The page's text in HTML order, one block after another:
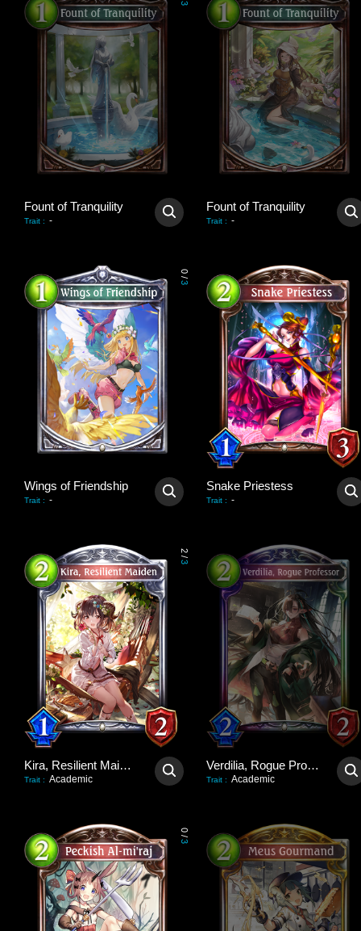
3
Fount of Tranquility
Trait : -
Fount of Tranquility
Trait : -
0
/
3
Wings of Friendship
Trait : -
Snake Priestess
Trait : -
2
/
3
Kira, Resilient Maiden
Trait : Academic
Verdilia, Rogue Professor
Trait : Academic
0
/
3